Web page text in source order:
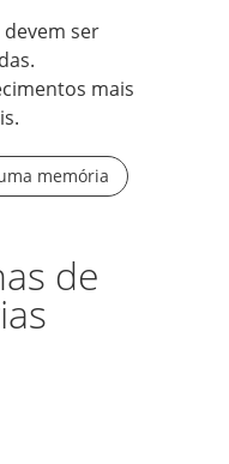
ser
mais
memória
de